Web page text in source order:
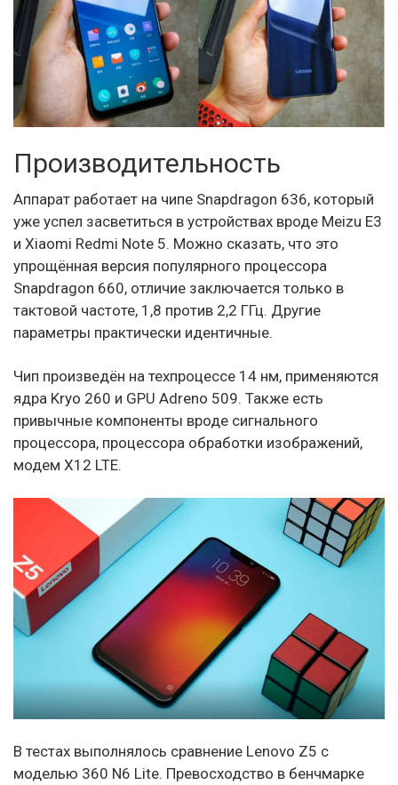
Производительность
Аппарат работает на чипе Snapdragon 636, который
уже успел засветиться в устройствах вроде Meizu E3
и Xiaomi Redmi Note 5. Можно сказать, что это
упрощённая версия популярного процессора
Snapdragon 660, отличие заключается только в
тактовой частоте, 1,8 против 2,2 ГГц. Другие
параметры практически идентичные.
Чип произведён на техпроцессе 14 нм, применяются
ядра Kryo 260 и GPU Adreno 509. Также есть
привычные компоненты вроде сигнального
процессора, процессора обработки изображений,
модем X12 LTE.
В тестах выполнялось сравнение Lenovo Z5 с
моделью 360 N6 Lite. Превосходство в бенчмарке